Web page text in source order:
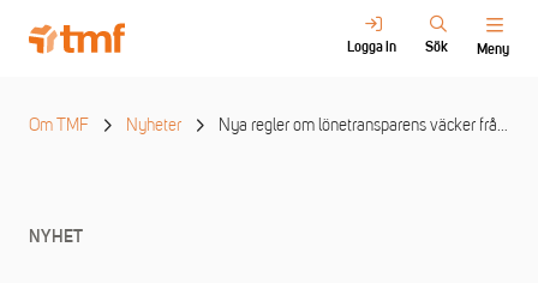
Logga in Sök Meny
Om TMF Nyheter Nya regler om lönetransparens väcker frågor – arbetsgivare uppmanas förbereda sig: ”Florerar väldigt många feltolkningar”
NYHET